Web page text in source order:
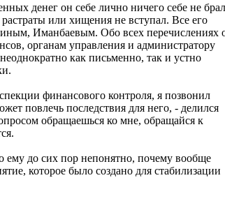
денег он себе лично ничего себе не
или хищения не вступал. Все его
Иманбаевым. Обо всех перечислениях
органам управления и администратору
как письменно, так и устно
финансового контроля, я позвонил
повлечь последствия для него, - делился
обращаешься ко мне, обращайся к
ему до сих пор непонятно, почему вообще
которое было создано для стабилизации